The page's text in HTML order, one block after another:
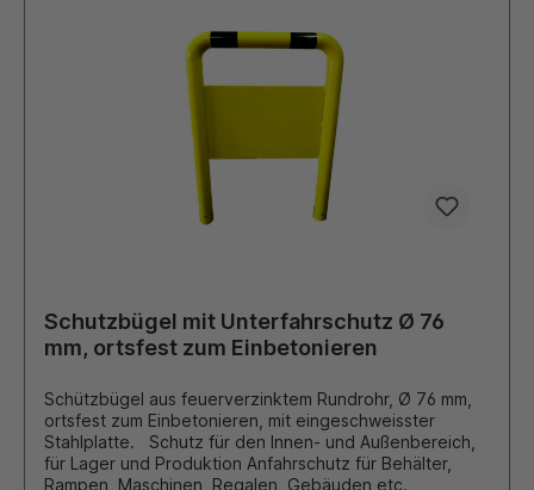
Schutzbügel mit Unterfahrschutz Ø 76
mm, ortsfest zum Einbetonieren
Schützbügel aus feuerverzinktem Rundrohr, Ø 76 mm,
ortsfest zum Einbetonieren, mit eingeschweisster
Stahlplatte. Schutz für den Innen- und Außenbereich,
für Lager und Produktion Anfahrschutz für Behälter,
Rampen, Maschinen, Regalen, Gebäuden etc.